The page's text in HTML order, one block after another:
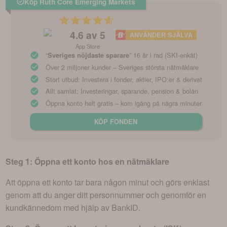
4.6 av 5
App Store
ANVÄNDER SJÄLVA
“Sveriges nöjdaste sparare” 16 år i rad (SKI-enkät)
Över 2 miljoner kunder – Sveriges största nätmäklare
Stort utbud: Investera i fonder, aktier, IPO:er & derivat
Allt samlat: Investeringar, sparande, pension & bolån
Öppna konto helt gratis – kom igång på några minuter
KÖP FONDEN
Steg 1: Öppna ett konto hos en nätmäklare
Att öppna ett konto tar bara någon minut och görs enklast
genom att du anger ditt personnummer och genomför en
kundkännedom med hjälp av BankID.